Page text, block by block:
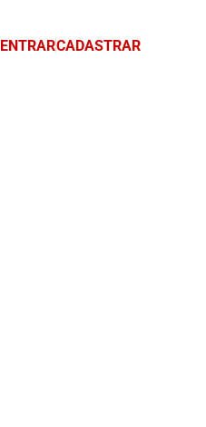
ENTRARCADASTRAR